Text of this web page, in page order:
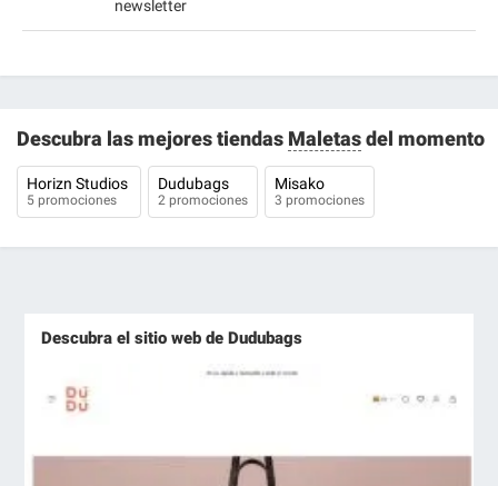
newsletter
Descubra las mejores tiendas Maletasdel momento
Horizn Studios
5 promociones
Dudubags
2 promociones
Misako
3 promociones
Descubra el sitio web de Dudubags